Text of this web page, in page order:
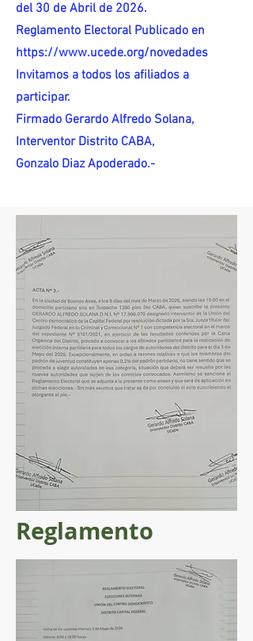
del 30 de Abril de 2026.
Reglamento Electoral Publicado en
https://www.ucede.org/novedades
Invitamos a todos los afiliados a
participar.
Firmado Gerardo Alfredo Solana,
Interventor Distrito CABA,
Gonzalo Diaz Apoderado.-
Reglamento